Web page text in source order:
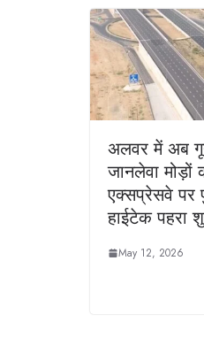
अलवर में अब
जानलेवा मोड़ों
एक्सप्रेसवे पर
हाईटेक पहरा
May 12, 2026